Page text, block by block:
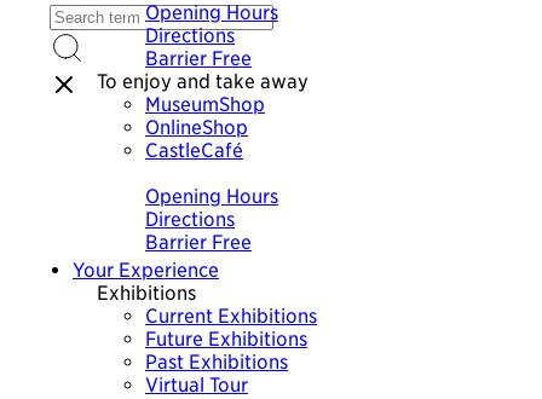
Opening Hours
Directions
Barrier Free
To enjoy and take away
MuseumShop
OnlineShop
CastleCafé
Opening Hours
Directions
Barrier Free
Your Experience
Exhibitions
Current Exhibitions
Future Exhibitions
Past Exhibitions
Virtual Tour